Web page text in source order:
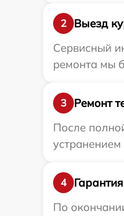
2
Выезд
Сервисный
ремонта мы
3
Ремонт
После
4
Гарантия
По